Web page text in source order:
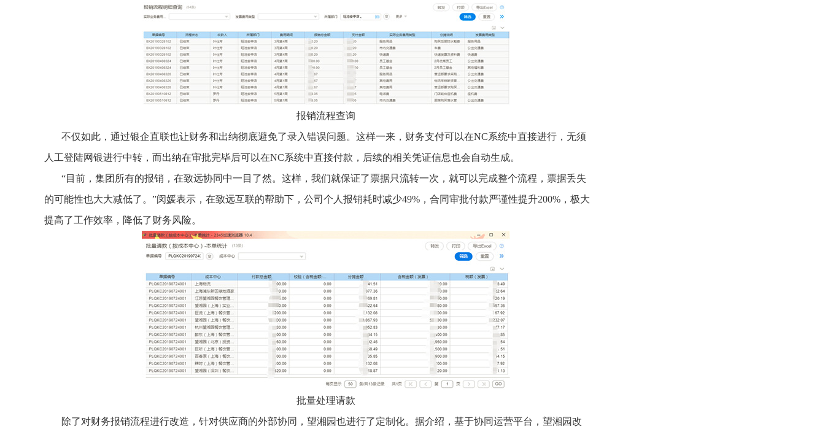
报销流程查询
不仅如此，通过银企直联也让财务和出纳彻底避免了录入错误问题。这样一来，财务支付可以在NC系统中直接进行，无须
人工登陆网银进行中转，而出纳在审批完毕后可以在NC系统中直接付款，后续的相关凭证信息也会自动生成。
“目前，集团所有的报销，在致远协同中一目了然。这样，我们就保证了票据只流转一次，就可以完成整个流程，票据丢失
的可能性也大大减低了。”闵媛表示，在致远互联的帮助下，公司个人报销耗时减少49%，合同审批付款严谨性提升200%，极大
提高了工作效率，降低了财务风险。
批量处理请款
除了对财务报销流程进行改造，针对供应商的外部协同，望湘园也进行了定制化。据介绍，基于协同运营平台，望湘园改